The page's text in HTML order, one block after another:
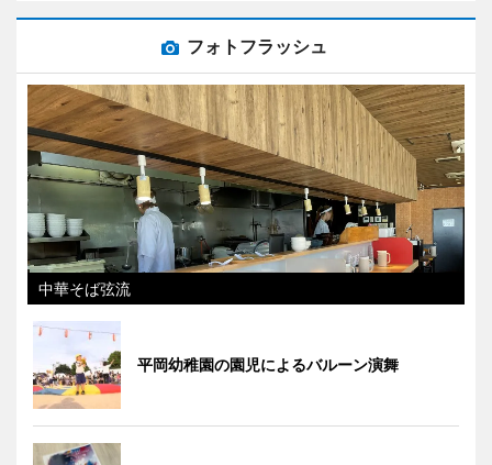
フォトフラッシュ
中華そば弦流
平岡幼稚園の園児によるバルーン演舞